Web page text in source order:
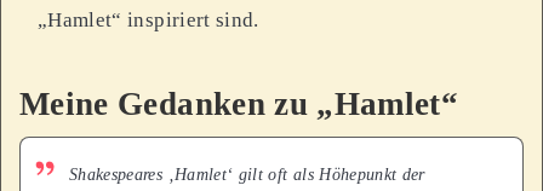
„Hamlet“ inspiriert sind.
Meine Gedanken zu „Hamlet“
Shakespeares ‚Hamlet‘ gilt oft als Höhepunkt der